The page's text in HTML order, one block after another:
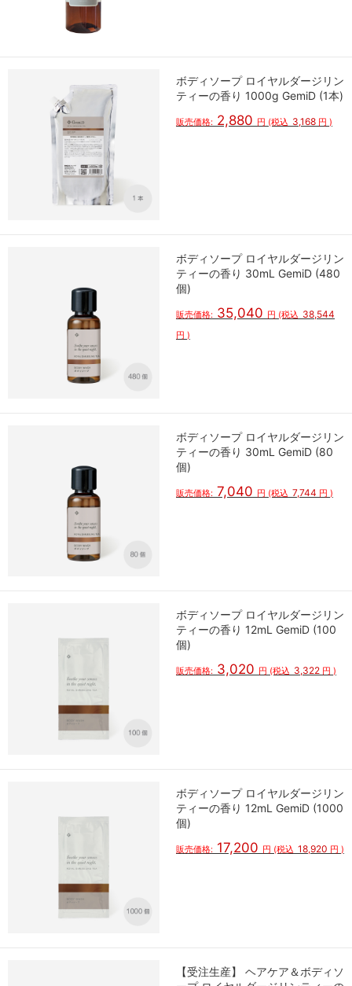
ボディソープ ロイヤルダージリン
ティーの香り 1000g GemiD (1本)
販売価格: 2,880 円 (税込 3,168 円 )
ボディソープ ロイヤルダージリン
ティーの香り 30mL GemiD (480
個)
販売価格: 35,040 円 (税込 38,544
円 )
ボディソープ ロイヤルダージリン
ティーの香り 30mL GemiD (80
個)
販売価格: 7,040 円 (税込 7,744 円 )
ボディソープ ロイヤルダージリン
ティーの香り 12mL GemiD (100
個)
販売価格: 3,020 円 (税込 3,322 円 )
ボディソープ ロイヤルダージリン
ティーの香り 12mL GemiD (1000
個)
販売価格: 17,200 円 (税込 18,920 円 )
【受注生産】 ヘアケア＆ボディソ